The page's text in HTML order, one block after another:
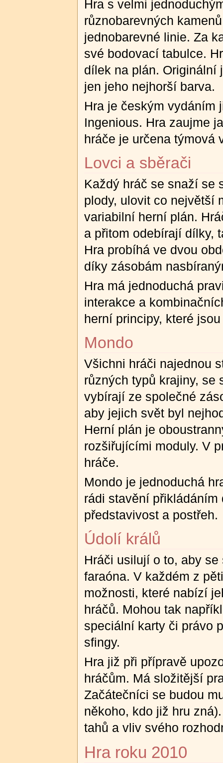
Hra s velmi
různobarevných
jednobarevné linie. Za
své bodovací tabulce.
dílek na plán. Originální
jen jeho nejhorší barva.
Hra je českým vydáním
Ingenious. Hra zaujme
hráče je určena týmová
Lovci a sběrači
Každý hráč se snaží se
plody, ulovit co největší
variabilní herní plán.
a přitom odebírají dílky,
Hra probíhá ve dvou
díky zásobám
Hra má jednoduchá
interakce a
herní principy, které
Mondo
Všichni hráči najednou
různých typů krajiny, se
vybírají ze společné
aby jejich svět byl
Herní plán je
rozšiřujícími moduly. V
hráče.
Mondo je jednoduchá
rádi stavění
představivost a postřeh.
Údolí králů
Hráči usilují o to, aby
faraóna. V každém z
možnosti, které nabízí
hráčů. Mohou tak
speciální karty či právo
sfingy.
Hra již při přípravě
hráčům. Má složitější
Začátečníci se budou
někoho, kdo již hru
tahů a vliv svého
Hra roku 2010